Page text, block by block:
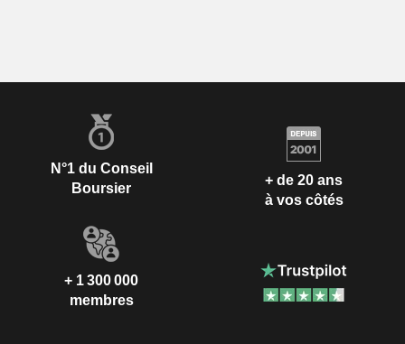
N°1 du Conseil
Boursier
+ de 20 ans
à vos côtés
+ 1 300 000
membres